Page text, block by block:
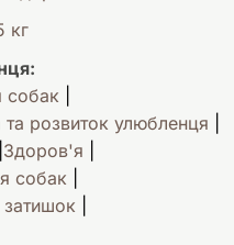
кг
собак
розвиток улюбленця
Здоров'я
собак